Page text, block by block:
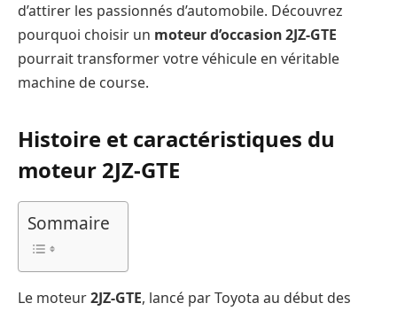
d’attirer les passionnés d’automobile. Découvrez
pourquoi choisir un moteur d’occasion 2JZ-GTE
pourrait transformer votre véhicule en véritable
machine de course.
Histoire et caractéristiques du
moteur 2JZ-GTE
Sommaire
Le moteur2JZ-GTE, lancé par Toyota au début des